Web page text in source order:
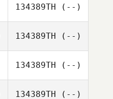
134389TH (--)
134389TH (--)
134389TH (--)
134389TH (--)